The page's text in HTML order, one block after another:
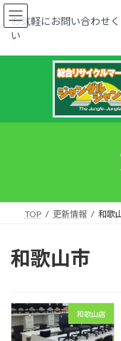
コ
ン
ッ
ナ
ビ
移
お気軽にお問い合わせ
い
TOP 更新情報 和歌
和歌山市
和歌山店